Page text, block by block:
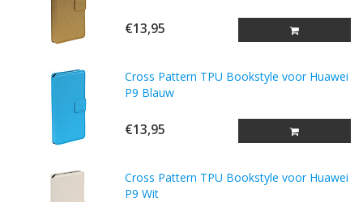
€13,95
Cross Pattern TPU Bookstyle voor Huawei
P9 Blauw
€13,95
Cross Pattern TPU Bookstyle voor Huawei
P9 Wit